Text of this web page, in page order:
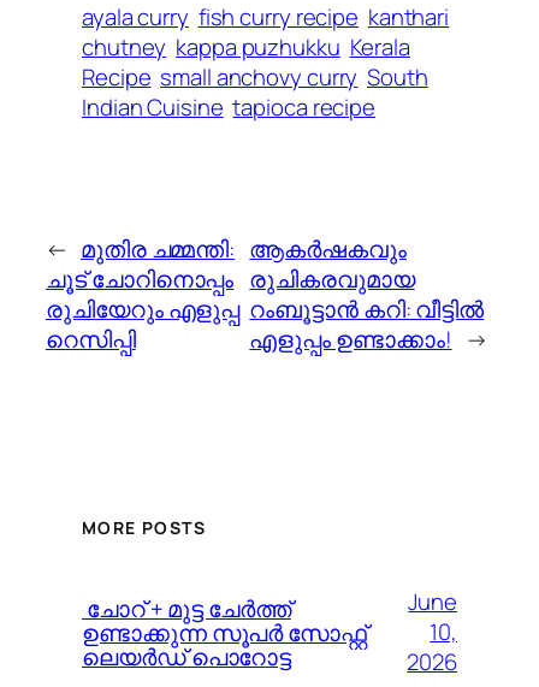
ayala curry fish curry recipe kanthari
chutney kappa puzhukku Kerala
Recipe small anchovy curry South
Indian Cuisine tapioca recipe
← മുതിര ചമ്മന്തി:
ചൂട് ചോറിനൊപ്പം
രുചിയേറും എളുപ്പ
റെസിപ്പി
ആകർഷകവും
രുചികരവുമായ
റംബൂട്ടാൻ കറി: വീട്ടിൽ
എളുപ്പം ഉണ്ടാക്കാം! →
MORE POSTS
️ ചോറ് + മുട്ട ചേർത്ത്
ഉണ്ടാക്കുന്ന സൂപർ സോഫ്റ്റ്
ലെയർഡ് പൊറോട്ട
June
10,
2026